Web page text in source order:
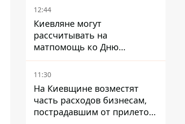
12:44
Киевляне могут
рассчитывать на
матпомощь ко Дню
независимости - кому ее
дадут
11:30
На Киевщине возместят
часть расходов бизнесам,
пострадавшим от прилетов